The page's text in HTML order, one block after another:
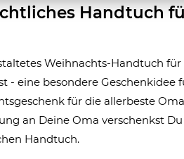
Handtuch
Weihnachts-Handtuch für
- eine besondere Geschenkidee
für die allerbeste
an Deine Oma verschenkst
Handtuch.